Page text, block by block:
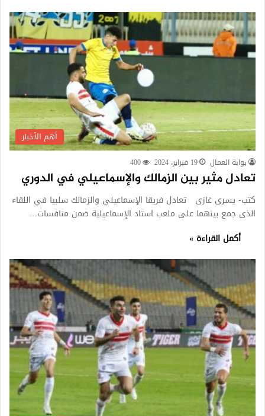
أهم الأخبار
بوابة العمال 19 فبراير، 2024 400
تعادل مثير بين الزمالك والإسماعيلي في الدوري
كتب- يسرى غازى تعادل فريقا الإسماعيلي والزمالك سلبيا في اللقاء
الذى جمع بينهما على ملعب استاد الإسماعيلية ضمن منافسات…
أكمل القراءة »